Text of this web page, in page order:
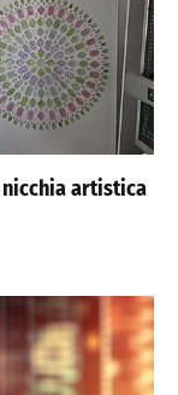
artistica